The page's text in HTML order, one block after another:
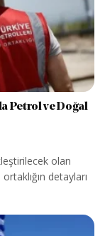
Petrol ve Doğal
olan
detayları